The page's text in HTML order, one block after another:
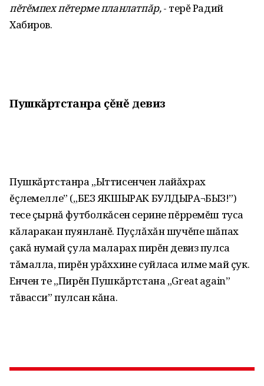
пĕтĕмпех пĕтерме планлатпăр,- терĕ Радий
Хабиров.
Пушкăртстанра çĕнĕ девиз
Пушкăртстанра „Ыттисенчен лайăхрах
ĕçлемелле” („БЕЗ ЯКШЫРАК БУЛДЫРА¬БЫЗ!”)
тесе çырнă футболкăсен серине пĕрремĕш туса
кăларакан пуянланĕ. Пуçлăхăн шучĕпе шăпах
çакă нумай çула маларах пирĕн девиз пулса
тăмалла, пирĕн урăххине суйласа илме май çук.
Енчен те „Пирĕн Пушкăртстана „Great again”
тăвасси” пулсан кăна.